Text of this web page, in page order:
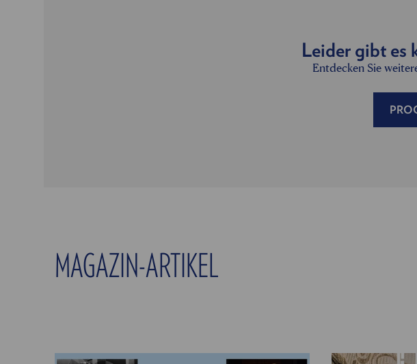
Leider gibt es
Entdecken Sie
MAGAZIN-ARTIKEL